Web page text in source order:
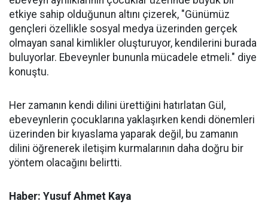
etkiye sahip olduğunun altını çizerek, "Günümüz
gençleri özellikle sosyal medya üzerinden gerçek
olmayan sanal kimlikler oluşturuyor, kendilerini burada
buluyorlar. Ebeveynler bununla mücadele etmeli." diye
konuştu.
Her zamanın kendi dilini ürettiğini hatırlatan Gül,
ebeveynlerin çocuklarına yaklaşırken kendi dönemleri
üzerinden bir kıyaslama yaparak değil, bu zamanın
dilini öğrenerek iletişim kurmalarının daha doğru bir
yöntem olacağını belirtti.
Haber: Yusuf Ahmet Kaya